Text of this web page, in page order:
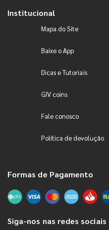
Institucional
Mapa do Site
Baixe o App
Dicas e Tutoriais
GIV coins
Fale conosco
Política de devolução
Formas de Pagamento
Siga-nos nas redes sociais